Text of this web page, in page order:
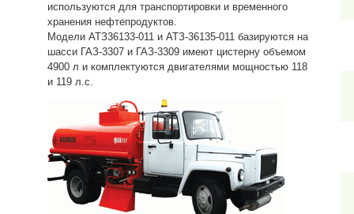
используются для транспортировки и временного
хранения нефтепродуктов.
Модели АТЗ36133-011 и АТЗ-36135-011 базируются на
шасси ГАЗ-3307 и ГАЗ-3309 имеют цистерну объемом
4900 л и комплектуются двигателями мощностью 118
и 119 л.с.